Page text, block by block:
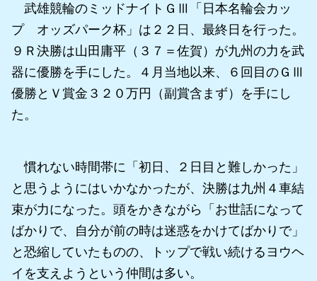
武雄競輪のミッドナイトＧⅢ「日本名輪会カッ
プ オッズパーク杯」は２２日、最終日を行った。
９Ｒ決勝は山田庸平（３７＝佐賀）が九州の力を武
器に優勝を手にした。４月当地以来、６回目のＧⅢ
優勝とＶ賞金３２０万円（副賞含まず）を手にし
た。
慣れない時間帯に「初日、２日目と難しかった」
と思うようにはいかなかったが、決勝は九州４車結
束が力になった。頭をかきながら「お世話になって
ばかりで、自分が前の時は迷惑をかけてばかりで」
と恐縮していたものの、トップで戦い続けるヨウヘ
イを支えようという仲間は多い。